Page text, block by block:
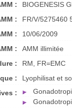
:
BIOGENESIS
:
FR/V/5275460
:
10/06/2009
:
AMM illimitée
:
RM, FR=EMC
:
Lyophilisat et
: